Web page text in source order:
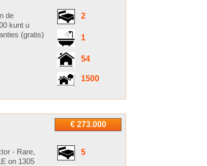
2
1
54
1500
de
kunt u
(gratis)
€ 273.000
5
- Rare,
on 1305